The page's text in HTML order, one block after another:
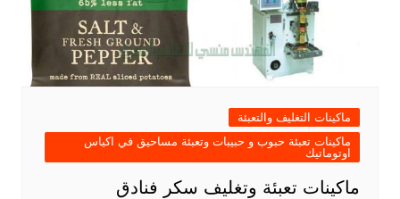
ماكينات التغليف والتعبئة
ماكينات تعبئة حبوب و حبيبات وتعبئة مساحيق في اكياس
اوتوماتيك
ماكينات تعبئة وتغليف سكر فنادق